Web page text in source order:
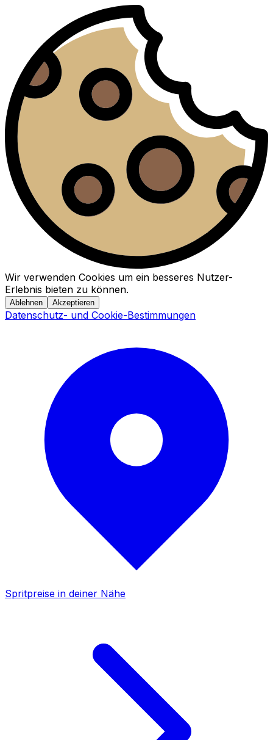
Wir verwenden Cookies um ein besseres Nutzer-
Erlebnis bieten zu können.
Ablehnen Akzeptieren
Datenschutz- und Cookie-Bestimmungen
Spritpreise in deiner Nähe